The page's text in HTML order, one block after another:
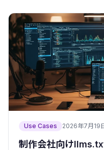
Use Cases 2026年7月19
制作会社向け